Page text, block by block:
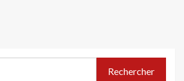
Rechercher